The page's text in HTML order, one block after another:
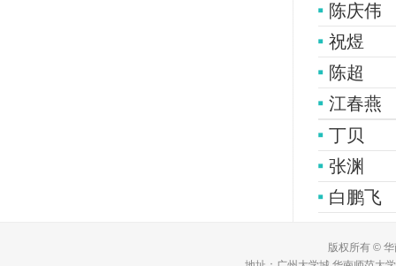
陈庆伟
祝煜
陈超
江春燕
丁贝
张渊
白鹏飞
版权所有 ©